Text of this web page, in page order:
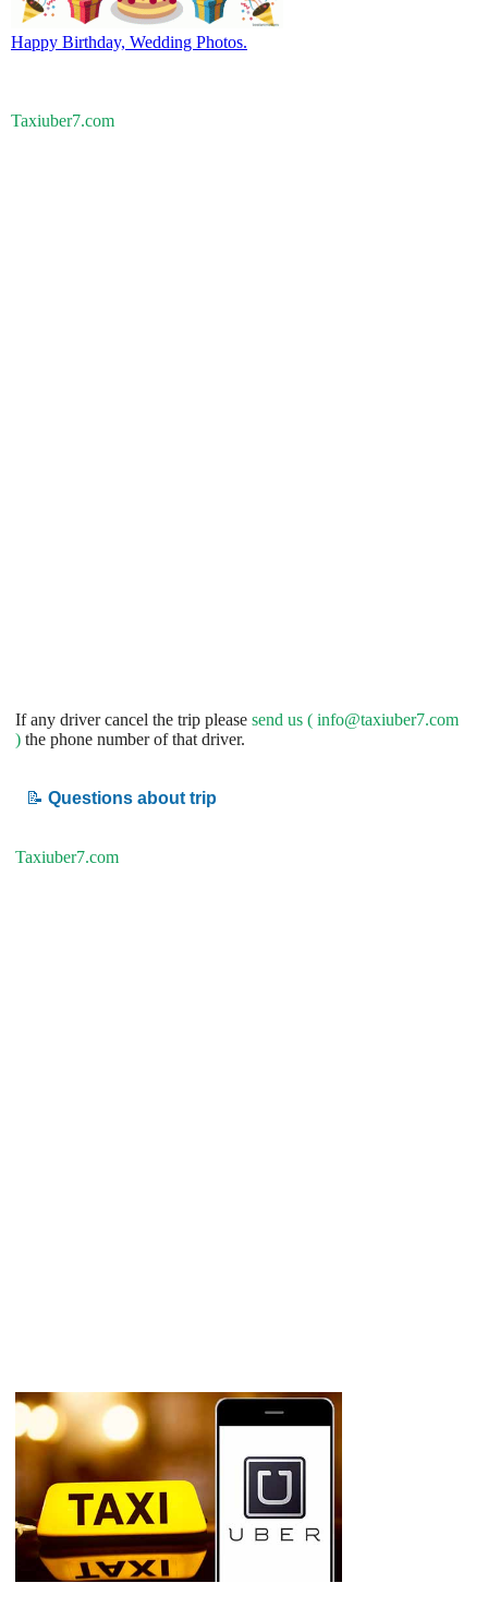
Happy Birthday, Wedding Photos.
Taxiuber7.com
If any driver cancel the trip please send us ( info@taxiuber7.com
) the phone number of that driver.
📝 Questions about trip
Taxiuber7.com